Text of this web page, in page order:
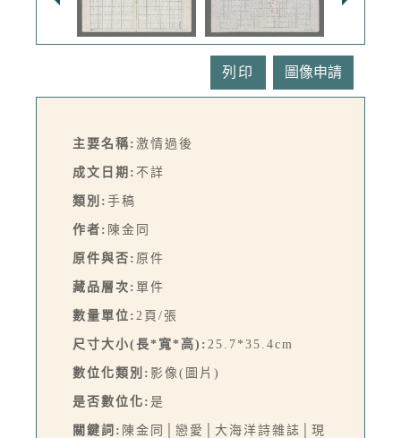
列印
主要名稱: 激情過後
成文日期: 不詳
類別: 手稿
作者: 陳金同
原件與否: 原件
藏品層次: 單件
數量單位: 2頁/張
尺寸大小(長*寬*高): 25.7*35.4cm
數位化類別: 影像(圖片)
是否數位化: 是
關鍵詞: 陳金同│戀愛│大海洋詩雜誌│現